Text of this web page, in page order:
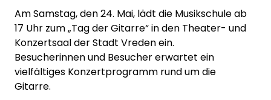
Am Samstag, den 24. Mai, lädt die Musikschule ab
17 Uhr zum „Tag der Gitarre“ in den Theater- und
Konzertsaal der Stadt Vreden ein.
Besucherinnen und Besucher erwartet ein
vielfältiges Konzertprogramm rund um die
Gitarre.